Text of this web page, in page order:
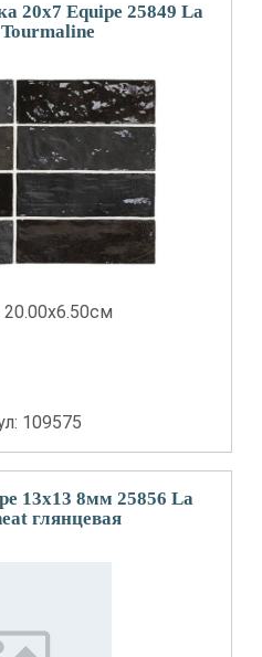
20x7 Equipe 25849 La
20.00x6.50см
109575
13x13 8мм 25856 La
глянцевая